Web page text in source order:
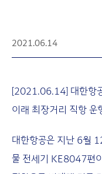
2021.06.14
[2021.06.14] 대한항
이래 최장거리 직항 운
대한항공은 지난 6월
물 전세기 KE8047편